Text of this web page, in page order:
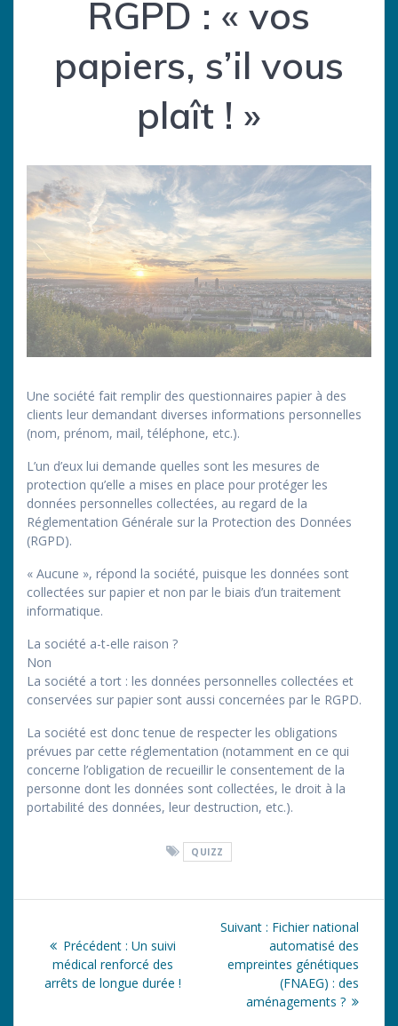
RGPD : « vos
papiers, s’il vous
plaît ! »
Une société fait remplir des questionnaires papier à des
clients leur demandant diverses informations personnelles
(nom, prénom, mail, téléphone, etc.).
L’un d’eux lui demande quelles sont les mesures de
protection qu’elle a mises en place pour protéger les
données personnelles collectées, au regard de la
Réglementation Générale sur la Protection des Données
(RGPD).
« Aucune », répond la société, puisque les données sont
collectées sur papier et non par le biais d’un traitement
informatique.
La société a-t-elle raison ?
Non
La société a tort : les données personnelles collectées et
conservées sur papier sont aussi concernées par le RGPD.
La société est donc tenue de respecter les obligations
prévues par cette réglementation (notamment en ce qui
concerne l’obligation de recueillir le consentement de la
personne dont les données sont collectées, le droit à la
portabilité des données, leur destruction, etc.).
QUIZZ
l’article
Précédent : Article
précédent
:
Un suivi
médical renforcé des
arrêts de longue durée !
Suivant : Article
suivant
:
Fichier national
automatisé des
empreintes génétiques
(FNAEG) : des
aménagements ?